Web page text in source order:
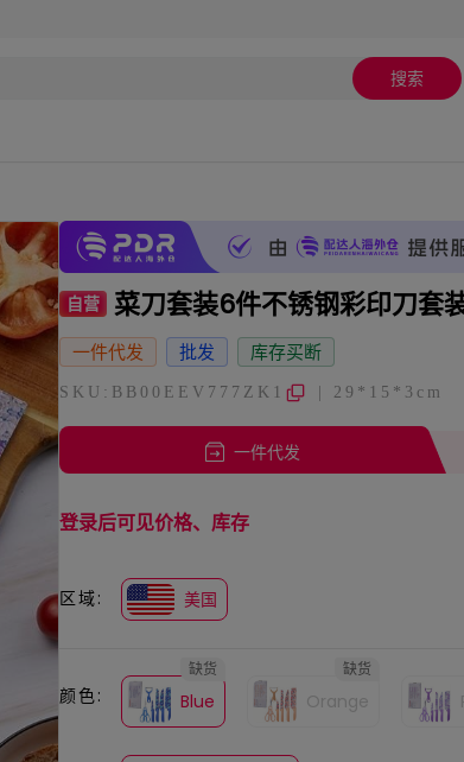
搜索
自营 菜刀套装6件不锈钢彩印刀套
一件代发 批发 库存买断
SKU:BB00EEV777ZK1 | 29*15*3cm
一件代发
登录后可见价格、库存
区域: 美国
颜色: Blue
缺货
Orange
缺货